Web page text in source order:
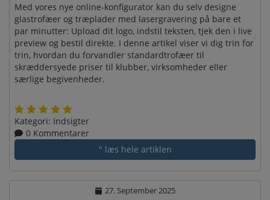
Med vores nye online-konfigurator kan du selv designe
glastrofæer og træplader med lasergravering på bare et
par minutter: Upload dit logo, indstil teksten, tjek den i live
preview og bestil direkte. I denne artikel viser vi dig trin for
trin, hvordan du forvandler standardtrofæer til
skræddersyede priser til klubber, virksomheder eller
særlige begivenheder.
Kategori: Indsigter
0 Kommentarer
" læs hele artiklen
27. September 2025